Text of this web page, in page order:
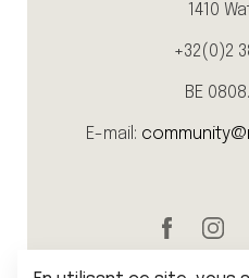
1410
+32(0)2
BE
E-mail: